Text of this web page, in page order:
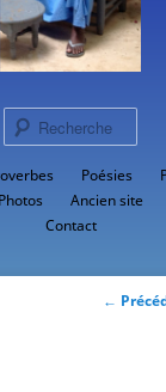
Aller
au
contenu
Poésies
Photos Ancien site
Contact
←